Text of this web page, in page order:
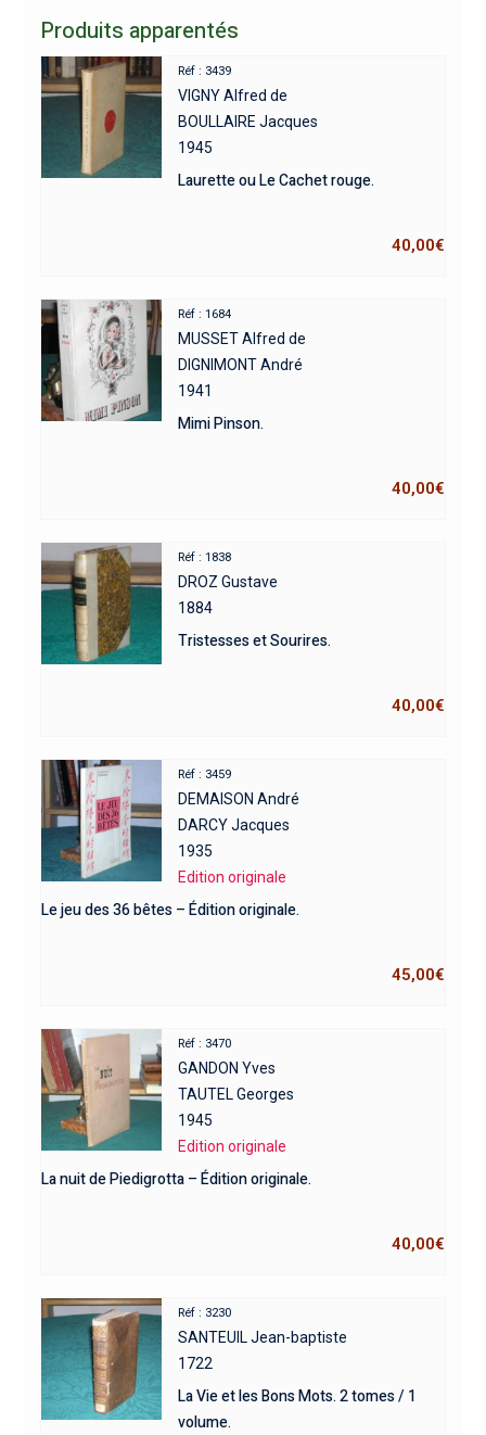
Produits apparentés
Réf : 3439
VIGNY Alfred de
BOULLAIRE Jacques
1945
Laurette ou Le Cachet rouge.
40,00€
Réf : 1684
MUSSET Alfred de
DIGNIMONT André
1941
Mimi Pinson.
40,00€
Réf : 1838
DROZ Gustave
1884
Tristesses et Sourires.
40,00€
Réf : 3459
DEMAISON André
DARCY Jacques
1935
Edition originale
Le jeu des 36 bêtes – Édition originale.
45,00€
Réf : 3470
GANDON Yves
TAUTEL Georges
1945
Edition originale
La nuit de Piedigrotta – Édition originale.
40,00€
Réf : 3230
SANTEUIL Jean-baptiste
1722
La Vie et les Bons Mots. 2 tomes / 1
volume.